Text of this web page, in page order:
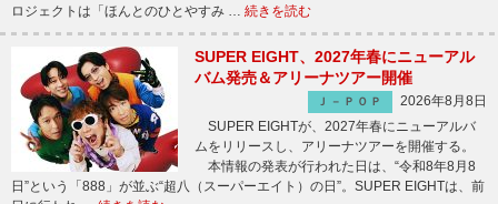
ロジェクトは「ほんとのひとやすみ … 続きを読む
SUPER EIGHT、2027年春にニューアル
バム発売＆アリーナツアー開催
Ｊ－ＰＯＰ
2026年8月8日
SUPER EIGHTが、2027年春にニューアルバ
ムをリリースし、アリーナツアーを開催する。
本情報の発表が行われた日は、“令和8年8月8
日”という「888」が並ぶ“超八（スーパーエイト）の日”。SUPER EIGHTは、前